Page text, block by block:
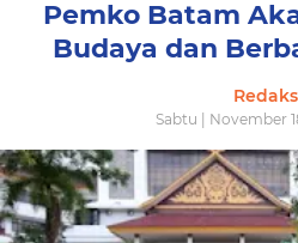
Pemko Batam
Budaya dan
Sabtu | November